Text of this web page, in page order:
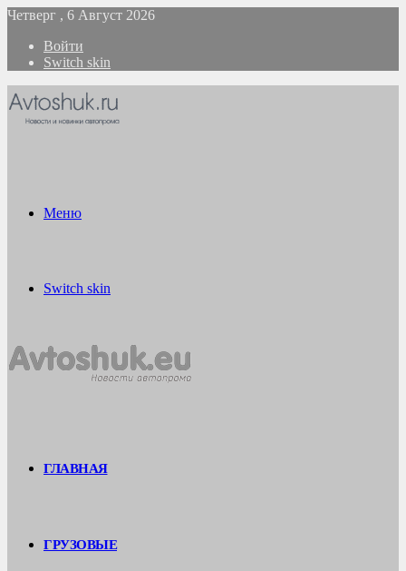
Четверг , 6 Август 2026
Войти
Switch skin
Меню
Switch skin
ГЛАВНАЯ
ГРУЗОВЫЕ